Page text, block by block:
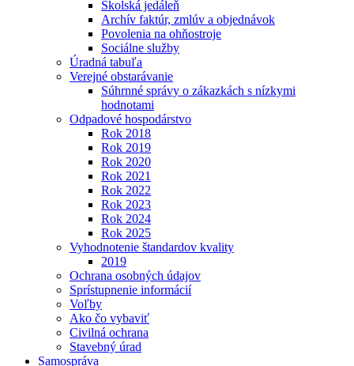
Školská jedáleň
Archív faktúr, zmlúv a objednávok
Povolenia na ohňostroje
Sociálne služby
Úradná tabuľa
Verejné obstarávanie
Súhrnné správy o zákazkách s nízkymi
hodnotami
Odpadové hospodárstvo
Rok 2018
Rok 2019
Rok 2020
Rok 2021
Rok 2022
Rok 2023
Rok 2024
Rok 2025
Vyhodnotenie štandardov kvality
2019
Ochrana osobných údajov
Sprístupnenie informácií
Voľby
Ako čo vybaviť
Civilná ochrana
Stavebný úrad
Samospráva